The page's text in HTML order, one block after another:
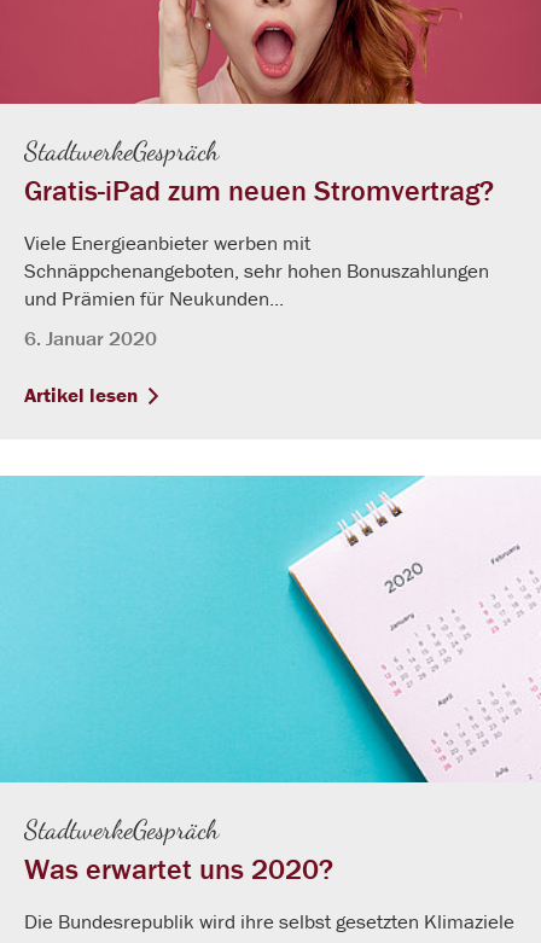
Gratis-iPad zum neuen Stromvertrag?
StadtwerkeGespräch
Viele Energieanbieter werben mit
Schnäppchenangeboten, sehr hohen Bonuszahlungen
und Prämien für Neukunden...
6. Januar 2020
Artikel lesen
Was erwartet uns 2020?
StadtwerkeGespräch
Die Bundesrepublik wird ihre selbst gesetzten Klimaziele